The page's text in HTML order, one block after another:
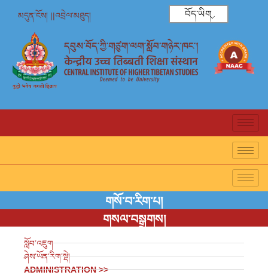
མདུན་ངོས། ||འབྲེལ་མཐུད། བོད་ཡིག
གསོ་བ་རིག་པ།
གསལ་བསྒྲགས།
སློབ་འཇུག
ཤེས་ཡོན་རིག་སྡེ།
ADMINISTRATION >>